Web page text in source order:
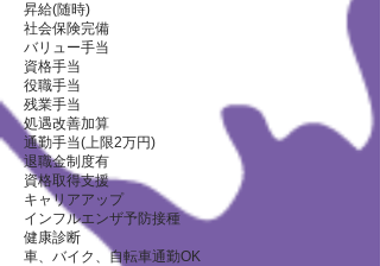
昇給(随時)
社会保険完備
バリュー手当
資格手当
役職手当
残業手当
処遇改善加算
通勤手当(上限2万円)
退職金制度有
資格取得支援
キャリアアップ
インフルエンザ予防接種
健康診断
車、バイク、自転車通勤OK